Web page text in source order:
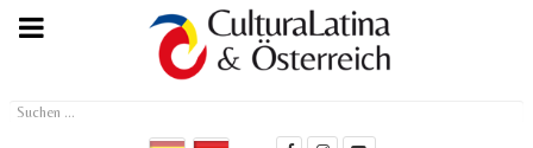
Suchen